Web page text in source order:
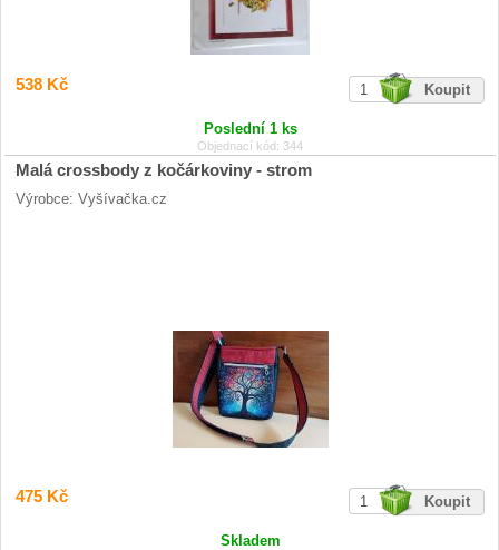
538 Kč
Poslední 1 ks
Objednací kód: 344
Malá crossbody z kočárkoviny - strom
Výrobce: Vyšívačka.cz
475 Kč
Skladem